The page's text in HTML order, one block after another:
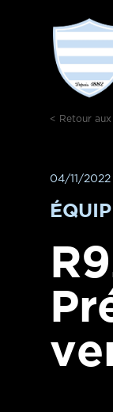
< Retour aux
04/11/2022